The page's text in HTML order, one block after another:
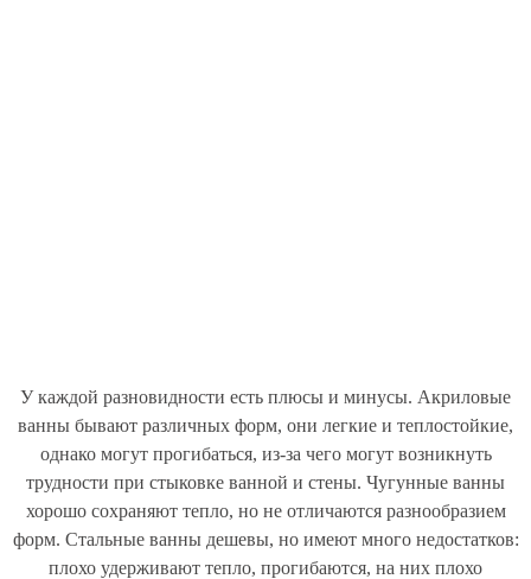
У каждой разновидности есть плюсы и минусы. Акриловые
ванны бывают различных форм, они легкие и теплостойкие,
однако могут прогибаться, из-за чего могут возникнуть
трудности при стыковке ванной и стены. Чугунные ванны
хорошо сохраняют тепло, но не отличаются разнообразием
форм. Стальные ванны дешевы, но имеют много недостатков:
плохо удерживают тепло, прогибаются, на них плохо